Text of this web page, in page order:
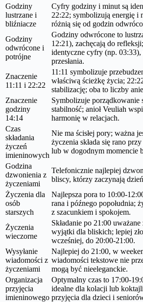
Godziny
lustrzane i
bliźniacze
Cyfry godziny i minut są
22:22; symbolizują energię i
różnią się od godzin
Godziny
odwrócone i
potrójne
Godziny odwrócone to
12:21), zachęcają do
identyczne cyfry (np. 03:33),
przesłania.
Znaczenie
11:11 i 22:22
11:11 symbolizuje
właściwą ścieżkę życia;
stabilizację; oba to liczby
Znaczenie
godziny
14:14
Symbolizuje porządkowanie
stabilność; anioł Veuliah
harmonię w relacjach.
Czas
składania
życzeń
imieninowych
Nie ma ścisłej pory; ważna
życzenia składa się rano
lub w dogodnym momencie
Godzina
dzwonienia z
życzeniami
Telefonicznie najlepiej
bliscy, którzy zaczynają
Życzenia dla
osób
starszych
Najlepsza pora to 10:00-
rana i późnego popołudnia;
z szacunkiem i spokojem.
Życzenia
wieczorne
Składanie po 21:00
wyjątki dla bliskich; lepiej
wcześniej, do 20:00-21:00.
Wysyłanie
wiadomości z
życzeniami
Najlepiej do 21:00, w
wiadomości tekstowe nie
mogą być nieeleganckie.
Organizacja
przyjęcia
imieninowego
Optymalny czas to 17:00-
idealne dla kolacji lub
przyjęcia dla dzieci i